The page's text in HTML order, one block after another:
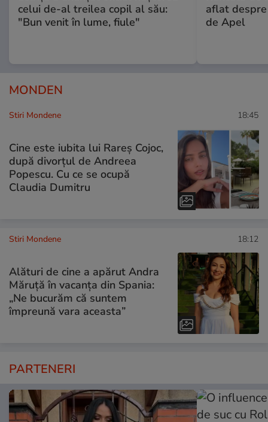
celui de-al treilea copil al său:
"Bun venit în lume, fiule"
aflat
de Apel
MONDEN
Stiri Mondene 18:45
Cine este iubita lui Rareș Cojoc,
după divorțul de Andreea
Popescu. Cu ce se ocupă
Claudia Dumitru
Stiri Mondene 18:12
Alături de cine a apărut Andra
Măruță în vacanța din Spania:
„Ne bucurăm că suntem
împreună vara aceasta”
PARTENERI